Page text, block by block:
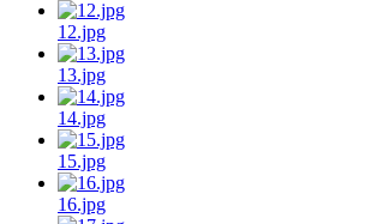
12.jpg
13.jpg
14.jpg
15.jpg
16.jpg